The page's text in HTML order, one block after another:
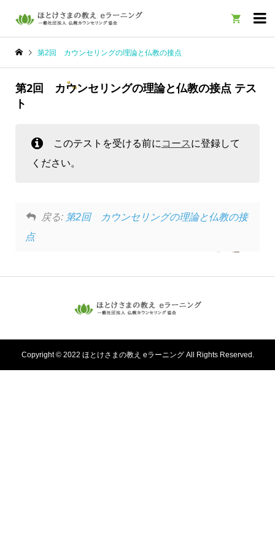

第2回 カウンセリングの理論と仏教の接点
第2回 カウンセリングの理論と仏教の接点 テス
ト
このテストを受ける前に コース に登録して
ください。
戻る: 第2回 カウンセリングの理論と仏教の接
点
Copyright © 2022 ほとけさまの教え eラーニング All Rights Reserved.